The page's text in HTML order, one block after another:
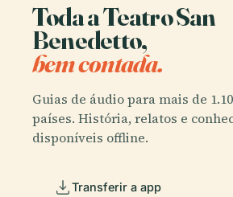
Toda a Teatro San
Benedetto,
bem contada.
Guias de áudio para mais de
países. História, relatos e
disponíveis offline.
Transferir a app